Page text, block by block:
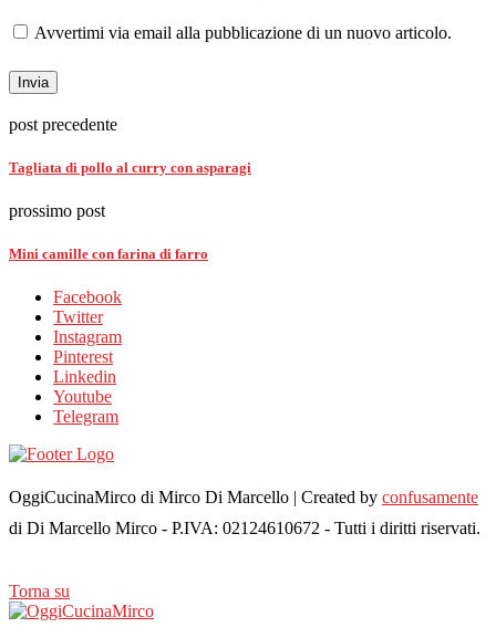
Avvertimi via email alla pubblicazione di un nuovo articolo.
post precedente
Tagliata di pollo al curry con asparagi
prossimo post
Mini camille con farina di farro
Facebook
Twitter
Instagram
Pinterest
Linkedin
Youtube
Telegram
OggiCucinaMirco di Mirco Di Marcello | Created by confusamente
di Di Marcello Mirco - P.IVA: 02124610672 - Tutti i diritti riservati.
Torna su